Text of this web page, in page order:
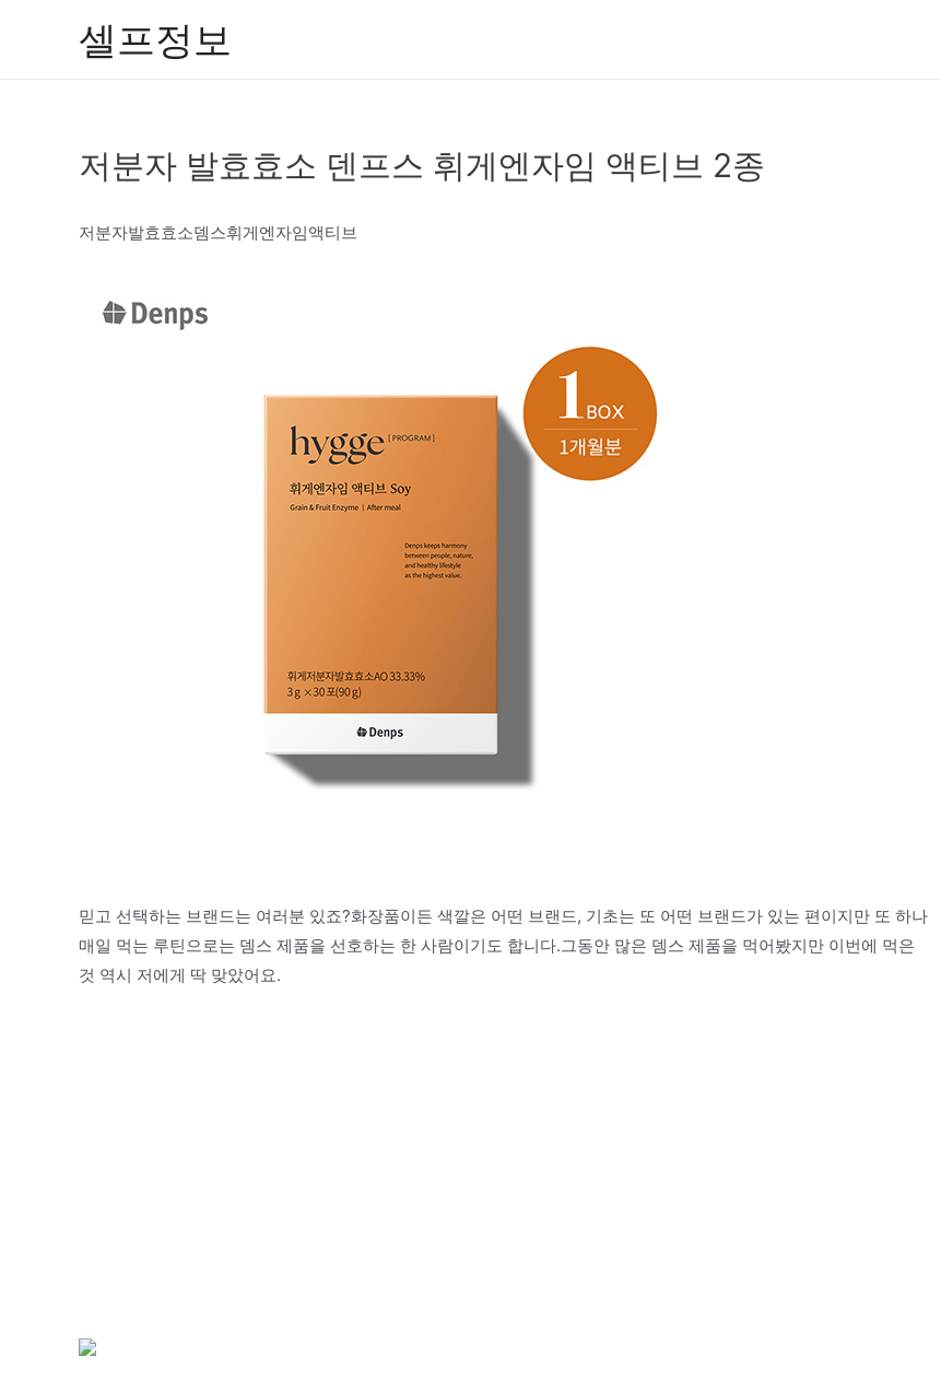
셀프정보
저분자 발효효소 덴프스 휘게엔자임 액티브 2종
저분자발효효소뎀스휘게엔자임액티브
믿고 선택하는 브랜드는 여러분 있죠?화장품이든 색깔은 어떤 브랜드, 기초는 또 어떤 브랜드가 있는 편이지만 또 하나
매일 먹는 루틴으로는 뎀스 제품을 선호하는 한 사람이기도 합니다.그동안 많은 뎀스 제품을 먹어봤지만 이번에 먹은
것 역시 저에게 딱 맞았어요.